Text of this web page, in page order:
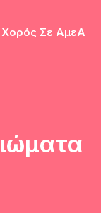
Χορός Σε ΑμεΑ